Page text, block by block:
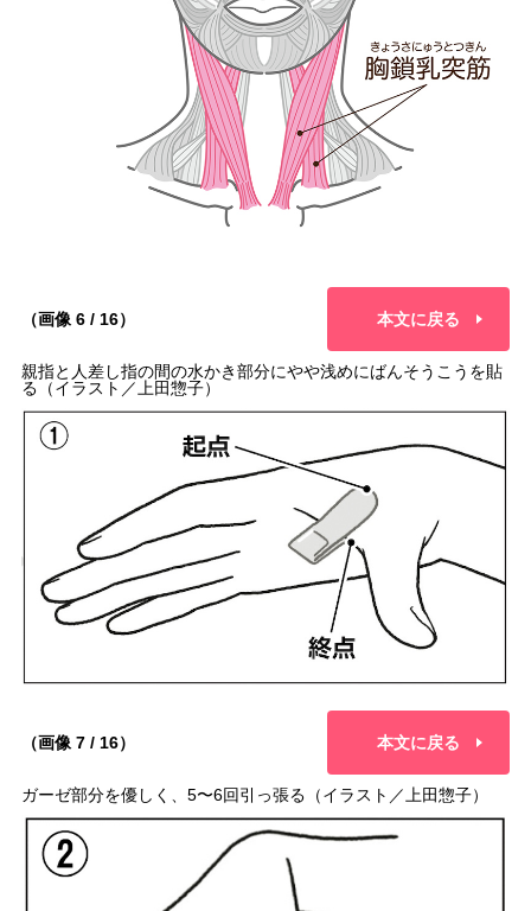
（画像 6 / 16） 本文に戻る
親指と人差し指の間の水かき部分にやや浅めにばんそうこうを貼
る（イラスト／上田惣子）
（画像 7 / 16） 本文に戻る
ガーゼ部分を優しく、5〜6回引っ張る（イラスト／上田惣子）